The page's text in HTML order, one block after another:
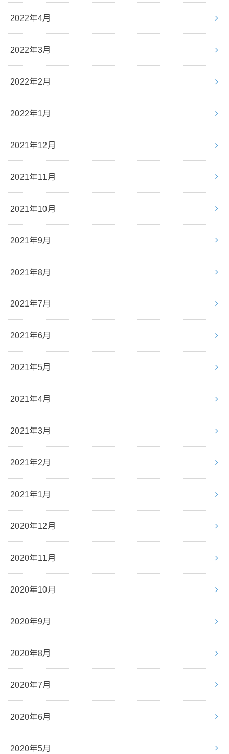
2022年4月
2022年3月
2022年2月
2022年1月
2021年12月
2021年11月
2021年10月
2021年9月
2021年8月
2021年7月
2021年6月
2021年5月
2021年4月
2021年3月
2021年2月
2021年1月
2020年12月
2020年11月
2020年10月
2020年9月
2020年8月
2020年7月
2020年6月
2020年5月